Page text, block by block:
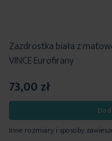
Zazdrostka biała z
VINCE Eurofirany
73,00 zł
Inne rozmiary i sposoby